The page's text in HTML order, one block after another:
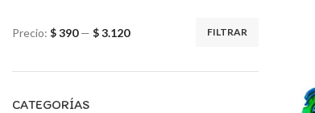
FILTRAR
Precio: $ 390— $ 3.120
CATEGORÍAS